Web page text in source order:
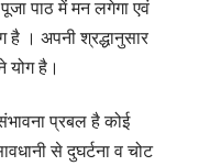
पाठ में मन लगेगा एवं
है । अपनी श्रद्धानुसार
योग है।
प्रबल है कोई
से दुघर्टना व चोट